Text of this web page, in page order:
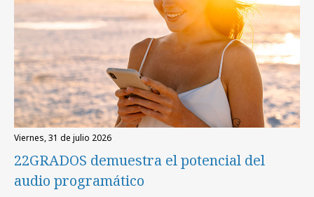
viernes, 31 de julio 2026
22GRADOS demuestra el potencial del
audio programático